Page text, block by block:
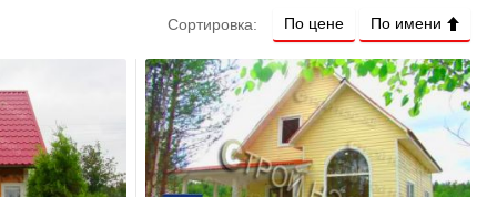
Сортировка: По цене По имени